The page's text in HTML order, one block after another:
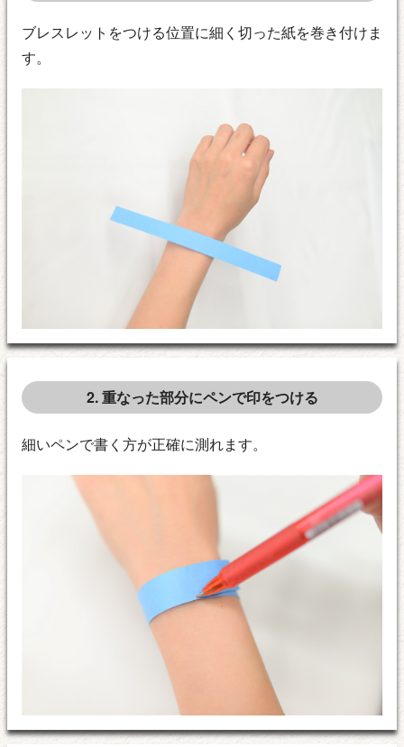
ブレスレットをつける位置に細く切った紙を巻き付けま
す。
2. 重なった部分にペンで印をつける
細いペンで書く方が正確に測れます。